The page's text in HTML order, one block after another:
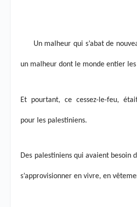
Un malheur qui s’abat de
un malheur dont le monde entier
Et pourtant, ce cessez-le-feu,
pour les palestiniens.
Des palestiniens qui avaient besoin
s’approvisionner en vivre, en